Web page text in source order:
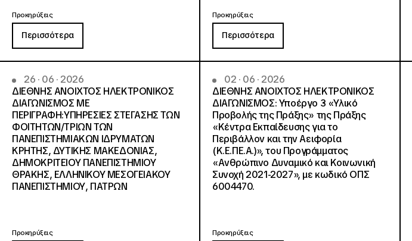
Προκηρύξεις
Περισσότερα
Προκηρύξεις
Περισσότερα
26 · 06 · 2026
ΔΙΕΘΝΗΣ ΑΝΟΙΧΤΟΣ ΗΛΕΚΤΡΟΝΙΚΟΣ
ΔΙΑΓΩΝΙΣΜΟΣ ΜΕ
ΠΕΡΙΓΡΑΦΗ:ΥΠΗΡΕΣΙΕΣ ΣΤΕΓΑΣΗΣ ΤΩΝ
ΦΟΙΤΗΤΩΝ/ΤΡΙΩΝ ΤΩΝ
ΠΑΝΕΠΙΣΤΗΜΙΑΚΩΝ ΙΔΡΥΜΑΤΩΝ
KΡΗΤΗΣ, ΔΥΤΙΚΗΣ ΜΑΚΕΔΟΝΙΑΣ,
ΔΗΜΟΚΡΙΤΕΙΟΥ ΠΑΝΕΠΙΣΤΗΜΙΟΥ
ΘΡΑΚΗΣ, ΕΛΛΗΝΙΚΟΥ ΜΕΣΟΓΕΙΑΚΟΥ
ΠΑΝΕΠΙΣΤΗΜΙΟΥ, ΠΑΤΡΩΝ
Προκηρύξεις
02 · 06 · 2026
ΔΙΕΘΝΗΣ ΑΝΟΙΧΤΟΣ ΗΛΕΚΤΡΟΝΙΚΟΣ
ΔΙΑΓΩΝΙΣΜΟΣ: Υποέργο 3 «Υλικό
Προβολής της Πράξης» της Πράξης
«Κέντρα Εκπαίδευσης για το
Περιβάλλον και την Αειφορία
(Κ.Ε.ΠΕ.Α.)», του Προγράμματος
«Ανθρώπινο Δυναμικό και Κοινωνική
Συνοχή 2021-2027», με κωδικό ΟΠΣ
6004470.
Προκηρύξεις